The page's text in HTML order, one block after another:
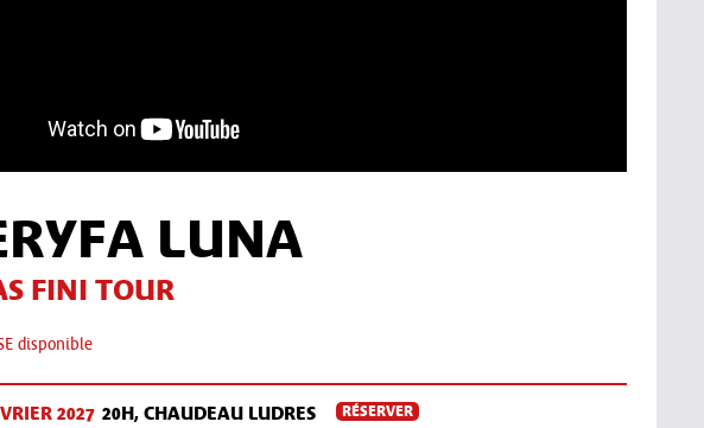
LUNA
FINI TOUR
disponible
RIER 2027 20H, CHAUDEAU LUDRES RÉSERVER